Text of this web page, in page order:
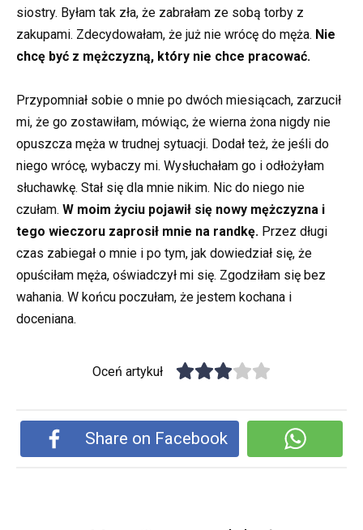
siostry. Byłam tak zła, że zabrałam ze sobą torby z
zakupami. Zdecydowałam, że już nie wrócę do męża. Nie
chcę być z mężczyzną, który nie chce pracować.
Przypomniał sobie o mnie po dwóch miesiącach, zarzucił
mi, że go zostawiłam, mówiąc, że wierna żona nigdy nie
opuszcza męża w trudnej sytuacji. Dodał też, że jeśli do
niego wrócę, wybaczy mi. Wysłuchałam go i odłożyłam
słuchawkę. Stał się dla mnie nikim. Nic do niego nie
czułam. W moim życiu pojawił się nowy mężczyzna i
tego wieczoru zaprosił mnie na randkę. Przez długi
czas zabiegał o mnie i po tym, jak dowiedział się, że
opuściłam męża, oświadczył mi się. Zgodziłam się bez
wahania. W końcu poczułam, że jestem kochana i
doceniana.
Oceń artykuł
Share on Facebook